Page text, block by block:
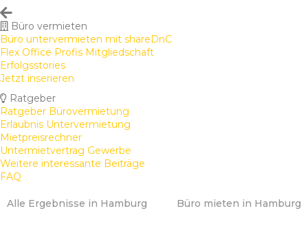
Büro vermieten
Büro untervermieten mit shareDnC
Flex Office Profis Mitgliedschaft
Erfolgsstories
Jetzt inserieren
Ratgeber
Ratgeber Bürovermietung
Erlaubnis Untervermietung
Mietpreisrechner
Untermietvertrag Gewerbe
Weitere interessante Beiträge
FAQ
Alle Ergebnisse in Hamburg Büro mieten in Hamburg